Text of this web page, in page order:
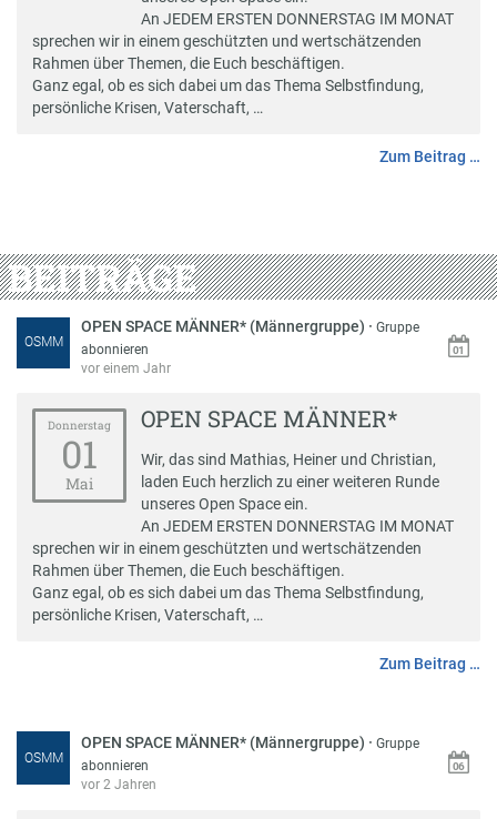
An JEDEM ERSTEN DONNERSTAG IM MONAT
sprechen wir in einem geschützten und wertschätzenden
Rahmen über Themen, die Euch beschäftigen.
Ganz egal, ob es sich dabei um das Thema Selbstfindung,
persönliche Krisen, Vaterschaft, …
Zum Beitrag …
BEITRÄGE
OSMM
OPEN SPACE MÄNNER* (Männergruppe) ·Gruppe
abonnieren
vor einem Jahr
Donnerstag
01
Mai
OPEN SPACE MÄNNER*
Wir, das sind Mathias, Heiner und Christian,
laden Euch herzlich zu einer weiteren Runde
unseres Open Space ein.
An JEDEM ERSTEN DONNERSTAG IM MONAT
sprechen wir in einem geschützten und wertschätzenden
Rahmen über Themen, die Euch beschäftigen.
Ganz egal, ob es sich dabei um das Thema Selbstfindung,
persönliche Krisen, Vaterschaft, …
Zum Beitrag …
OSMM
OPEN SPACE MÄNNER* (Männergruppe) ·Gruppe
abonnieren
vor 2 Jahren